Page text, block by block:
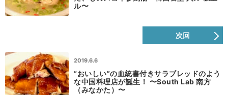
ル〜
次回
2019.6.6
“おいしい”の血統書付きサラブレッドのよう
な中国料理店が誕生！ 〜South Lab 南方
（みなかた）〜